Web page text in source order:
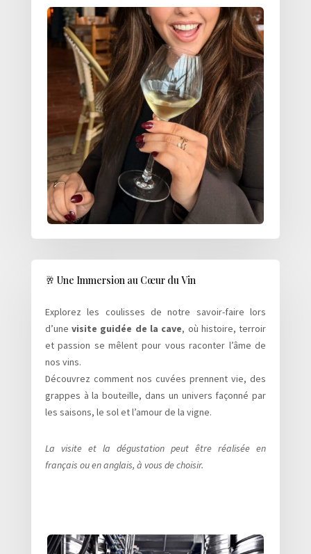
🥂 Une Immersion au Cœur du Vin
Explorez les coulisses de notre savoir-faire lors
d’unevisite guidée de la cave, où histoire, terroir
et passion se mêlent pour vous raconter l’âme de
nos vins.
Découvrez comment nos cuvées prennent vie, des
grappes à la bouteille, dans un univers façonné par
les saisons, le sol et l’amour de la vigne.
La visite et la dégustation peut être réalisée en
français ou en anglais, à vous de choisir.